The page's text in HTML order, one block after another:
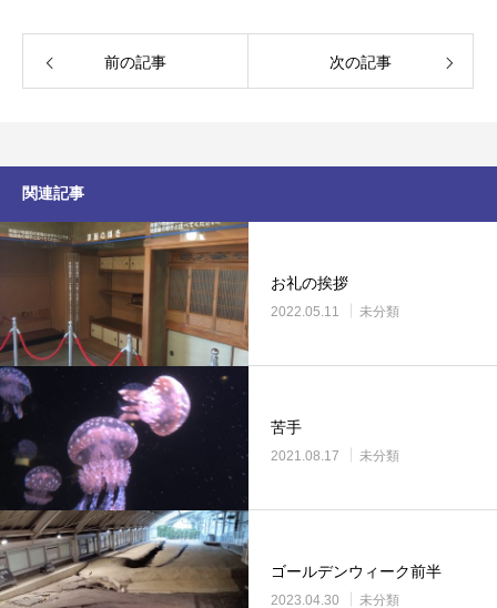
前の記事 次の記事
関連記事
お礼の挨拶
2022.05.11 未分類
苦手
2021.08.17 未分類
ゴールデンウィーク前半
2023.04.30 未分類